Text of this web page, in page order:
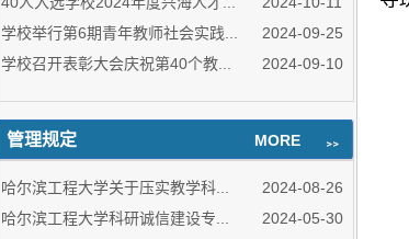
学校举行第6期青年教师社会实践...
2024-09-25
学校召开表彰大会庆祝第40个教...
2024-09-10
管理规定 MORE
哈尔滨工程大学关于压实教学科...
2024-08-26
哈尔滨工程大学科研诚信建设专...
2024-05-30